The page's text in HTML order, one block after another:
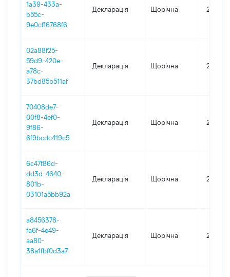
1a39-433a-
b55c-
9e0cff6768f6
Декларація Щорічна 2023
02a88f25-
59d9-420e-
a78c-
37bd85b511af
Декларація Щорічна 2021
70408de7-
00f8-4ef0-
9f86-
6f9bcdc419c5
Декларація Щорічна 2022
6c47f86d-
dd3d-4640-
801b-
03101a5bb92a
Декларація Щорічна 2020
a8456378-
fa6f-4e49-
aa80-
38a1fbf0d3a7
Декларація Щорічна 2019